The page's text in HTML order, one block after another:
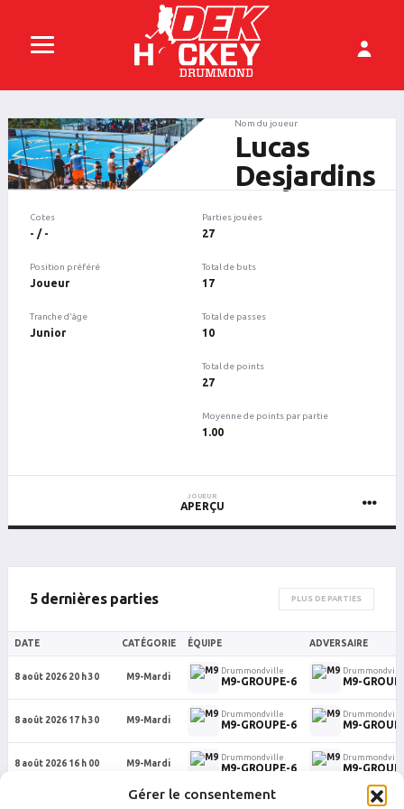
Gérer le consentement
Nom du joueur
Lucas
Desjardins
Cotes
- / -
Position préféré
Joueur
Tranche d'âge
Junior
Parties jouées
27
Total de buts
17
Total de passes
10
Total de points
27
Moyenne de points par partie
1.00
JOUEUR
APERÇU
5 dernières parties PLUS DE PARTIES
DATE CATÉGORIE ÉQUIPE ADVERSAIRE
8 août 2026 20 h 30 M9-Mardi
Drummondville
M9-GROUPE-6 M9-
8 août 2026 17 h 30 M9-Mardi
Drummondville
M9-GROUPE-6 M9-
8 août 2026 16 h 00 M9-Mardi
Drummondville
M9-GROUPE-6 M9-
Drummondville